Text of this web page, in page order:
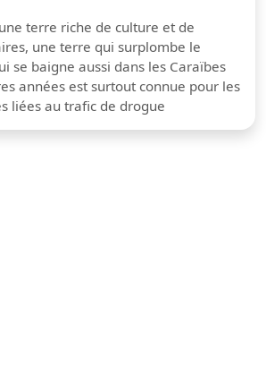
terre riche de culture et de
une terre qui surplombe le
se baigne aussi dans les Caraïbes
années est surtout connue pour les
liées au trafic de drogue